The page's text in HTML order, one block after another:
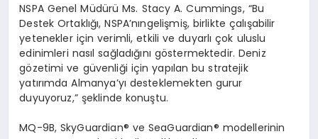
NSPA Genel MüdürüMs. Stacy A.Cummings, “Bu
Destek Ortaklığı,NSPA’nıngelişmiş, birlikte çalışabilir
yetenekler için verimli, etkili ve duyarlı çok uluslu
edinimleri nasıl sağladığını göstermektedir. Deniz
gözetimi ve güvenliği için yapılan bu stratejik
yatırımda Almanya’yı desteklemekten gurur
duyuyoruz,” şeklinde konuştu.
MQ-9B, SkyGuardian® ve SeaGuardian® modellerinin